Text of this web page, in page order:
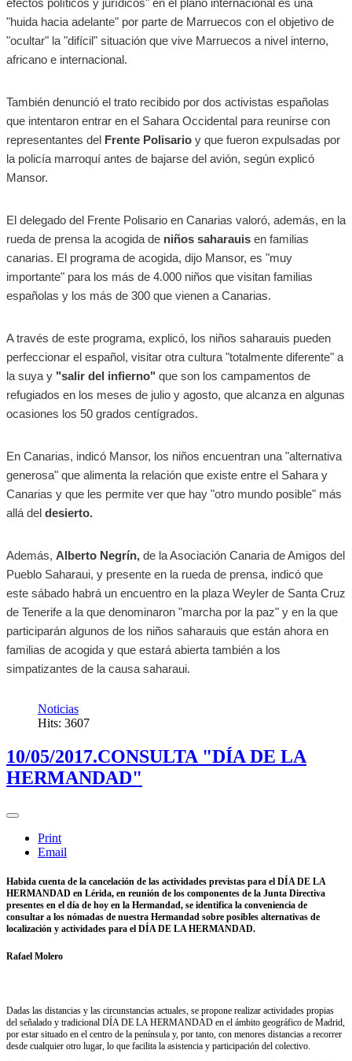
efectos políticos y jurídicos" en el plano internacional es una
"huida hacia adelante" por parte de Marruecos con el objetivo de
"ocultar" la "difícil" situación que vive Marruecos a nivel interno,
africano e internacional.
También denunció el trato recibido por dos activistas españolas
que intentaron entrar en el Sahara Occidental para reunirse con
representantes del Frente Polisario y que fueron expulsadas por
la policía marroquí antes de bajarse del avión, según explicó
Mansor.
El delegado del Frente Polisario en Canarias valoró, además, en la
rueda de prensa la acogida de niños saharauis en familias
canarias. El programa de acogida, dijo Mansor, es "muy
importante" para los más de 4.000 niños que visitan familias
españolas y los más de 300 que vienen a Canarias.
A través de este programa, explicó, los niños saharauis pueden
perfeccionar el español, visitar otra cultura "totalmente diferente" a
la suya y "salir del infierno" que son los campamentos de
refugiados en los meses de julio y agosto, que alcanza en algunas
ocasiones los 50 grados centígrados.
En Canarias, indicó Mansor, los niños encuentran una "alternativa
generosa" que alimenta la relación que existe entre el Sahara y
Canarias y que les permite ver que hay "otro mundo posible" más
allá del desierto.
Además, Alberto Negrín, de la Asociación Canaria de Amigos del
Pueblo Saharaui, y presente en la rueda de prensa, indicó que
este sábado habrá un encuentro en la plaza Weyler de Santa Cruz
de Tenerife a la que denominaron "marcha por la paz" y en la que
participarán algunos de los niños saharauis que están ahora en
familias de acogida y que estará abierta también a los
simpatizantes de la causa saharaui.
Noticias
Hits: 3607
10/05/2017.CONSULTA "DÍA DE LA
HERMANDAD"
Print
Email
Habida cuenta de la cancelación de las actividades previstas para el DÍA DE LA
HERMANDAD en Lérida, en reunión de los componentes de la Junta Directiva
presentes en el día de hoy en la Hermandad, se identifica la conveniencia de
consultar a los nómadas de nuestra Hermandad sobre posibles alternativas de
localización y actividades para el DÍA DE LA HERMANDAD.
Rafael Molero
Dadas las distancias y las circunstancias actuales, se propone realizar actividades propias
del señalado y tradicional DÍA DE LA HERMANDAD en el ámbito geográfico de Madrid,
por estar situado en el centro de la península y, por tanto, con menores distancias a recorrer
desde cualquier otro lugar, lo que facilita la asistencia y participación del colectivo.